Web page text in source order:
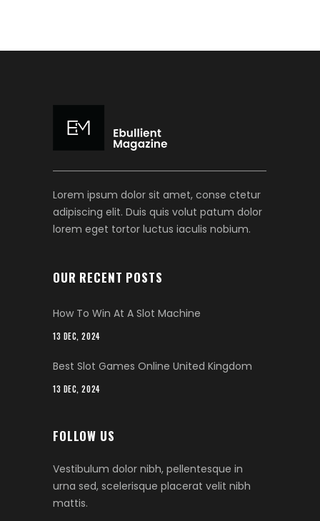
Lorem ipsum dolor sit amet, conse ctetur
adipiscing elit. Duis quis volut patum dolor
lorem eget tortor luctus iaculis nobium.
OUR RECENT POSTS
How To Win At A Slot Machine
13 DEC, 2024
Best Slot Games Online United Kingdom
13 DEC, 2024
FOLLOW US
Vestibulum dolor nibh, pellentesque in
urna sed, scelerisque placerat velit nibh
mattis.